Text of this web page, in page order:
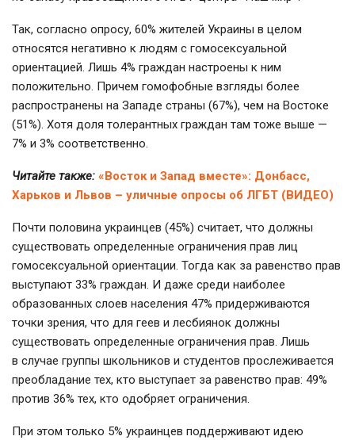
Так, согласно опросу, 60% жителей Украины в целом
относятся негативно к людям с гомосексуальной
ориентацией. Лишь 4% граждан настроены к ним
положительно. Причем гомофобные взгляды более
распространены на Западе страны (67%), чем на Востоке
(51%). Хотя доля толерантных граждан там тоже выше —
7% и 3% соответственно.
Читайте также: «Восток и Запад вместе»: Донбасс,
Харьков и Львов – уличные опросы об ЛГБТ (ВИДЕО)
Почти половина украинцев (45%) считает, что должны
существовать определенные ограничения прав лиц
гомосексуальной ориентации. Тогда как за равенство прав
выступают 33% граждан. И даже среди наиболее
образованных слоев населения 47% придерживаются
точки зрения, что для геев и лесбиянок должны
существовать определенные ограничения прав. Лишь
в случае группы школьников и студентов прослеживается
преобладание тех, кто выступает за равенство прав: 49%
против 36% тех, кто одобряет ограничения.
При этом только 5% украинцев поддерживают идею